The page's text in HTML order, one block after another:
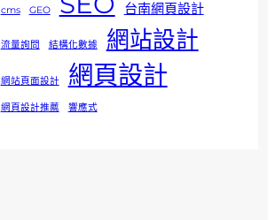
cms GEO 台南網頁設計
流量詢問 結構化數據 網站設計
網站頁面設計 網頁設計
網頁設計推薦 響應式